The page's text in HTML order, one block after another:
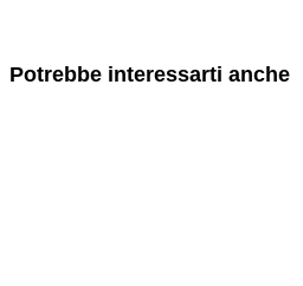
Potrebbe interessarti anche